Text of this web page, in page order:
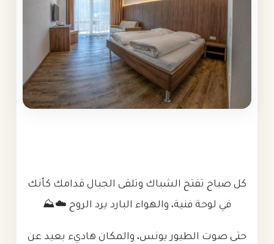
كل صباح تفتح الشباك وتلقى الجبال قدامك كأنك
في لوحة فنية، والهواء البارد يرد الروح ☁️⛰️
حتى صوت الطيور يونس، والمكان هاديء بعيد عن